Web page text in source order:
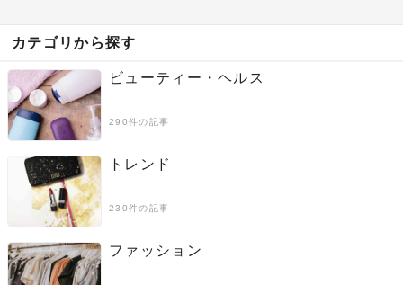
カテゴリから探す
ビューティー・ヘルス
290件の記事
トレンド
230件の記事
ファッション